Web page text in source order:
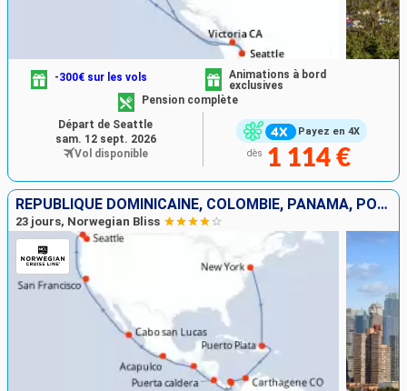
Payez en 4X
-300€ sur les vols
Animations à bord
exclusives
Pension complète
dès 1 114 €
Départ de Seattle
sam. 12 sept. 2026
Vol disponible
RÉPUBLIQUE DOMINICAINE, COLOMBIE, PANAMA, PORTO RICO, GUATEMALA, MEXIQUE, ÉTATS-UNIS, CANADA
23 jours, Norwegian Bliss